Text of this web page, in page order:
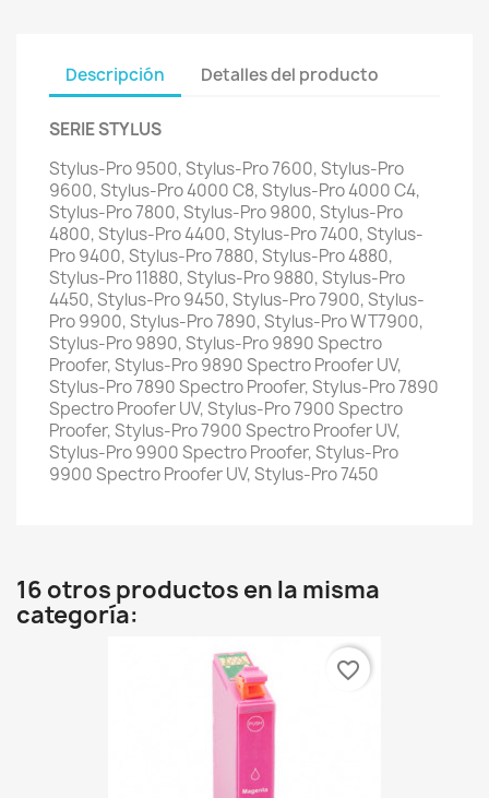
Descripción Detalles del producto
SERIE STYLUS
Stylus-Pro 9500, Stylus-Pro 7600, Stylus-Pro
9600, Stylus-Pro 4000 C8, Stylus-Pro 4000 C4,
Stylus-Pro 7800, Stylus-Pro 9800, Stylus-Pro
4800, Stylus-Pro 4400, Stylus-Pro 7400, Stylus-
Pro 9400, Stylus-Pro 7880, Stylus-Pro 4880,
Stylus-Pro 11880, Stylus-Pro 9880, Stylus-Pro
4450, Stylus-Pro 9450, Stylus-Pro 7900, Stylus-
Pro 9900, Stylus-Pro 7890, Stylus-Pro WT7900,
Stylus-Pro 9890, Stylus-Pro 9890 Spectro
Proofer, Stylus-Pro 9890 Spectro Proofer UV,
Stylus-Pro 7890 Spectro Proofer, Stylus-Pro 7890
Spectro Proofer UV, Stylus-Pro 7900 Spectro
Proofer, Stylus-Pro 7900 Spectro Proofer UV,
Stylus-Pro 9900 Spectro Proofer, Stylus-Pro
9900 Spectro Proofer UV, Stylus-Pro 7450
16 otros productos en la misma
categoría:
favorite_border